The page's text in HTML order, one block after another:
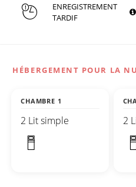
ENREGISTREMENT
TARDIF
HÉBERGEMENT POUR LA
CHAMBRE 1
2 Lit simple 2